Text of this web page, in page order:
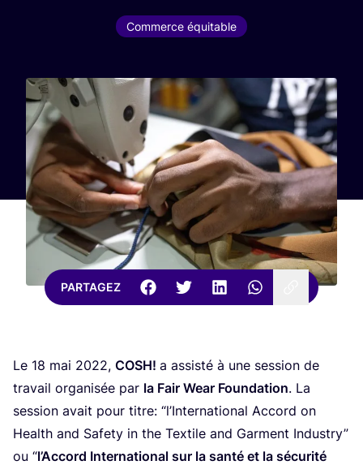
Commerce équitable
PARTAGEZ
Le 18 mai 2022, COSH! a assis­té à une ses­sion de
tra­vail orga­ni­sée par la Fair Wear Foun­da­tion. La
ses­sion avait pour titre: “l’International Accord on
Health and Safe­ty in the Tex­tile and Garment Indus­try”
ou “l’Accord Inter­na­tio­nal sur la san­té et la sécu­ri­té